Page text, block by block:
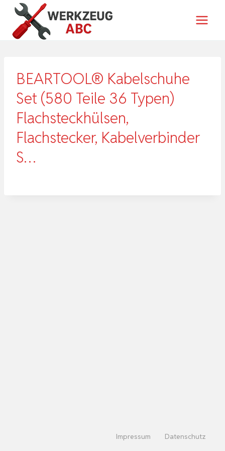
Zum
Inhalt
springen
BEARTOOL® Kabelschuhe
Set (580 Teile 36 Typen)
Flachsteckhülsen,
Flachstecker, Kabelverbinder
S…
Impressum Datenschutz